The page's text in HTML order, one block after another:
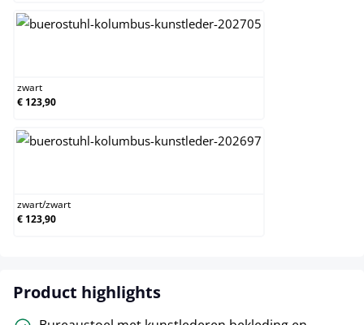
zwart
€ 123,90
zwart/zwart
€ 123,90
Product highlights